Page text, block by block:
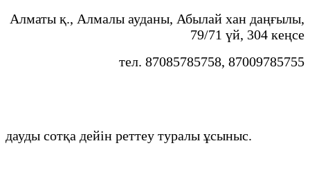
Алматы қ., Алмалы ауданы, Абылай хан даңғылы,
79/71 үй, 304 кеңсе
тел. 87085785758, 87009785755
дауды сотқа дейін реттеу туралы ұсыныс.